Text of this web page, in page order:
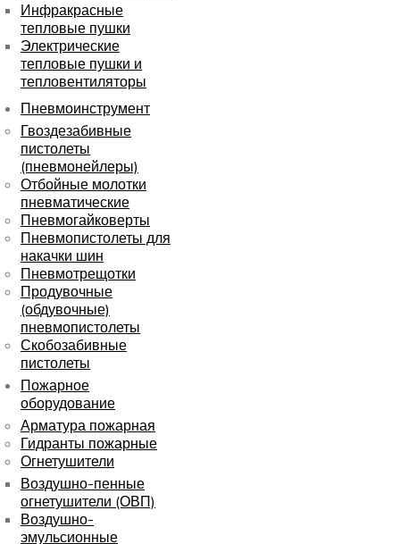
Инфракрасные
тепловые пушки
Электрические
тепловые пушки и
тепловентиляторы
Пневмоинструмент
Гвоздезабивные
пистолеты
(пневмонейлеры)
Отбойные молотки
пневматические
Пневмогайковерты
Пневмопистолеты для
накачки шин
Пневмотрещотки
Продувочные
(обдувочные)
пневмопистолеты
Скобозабивные
пистолеты
Пожарное
оборудование
Арматура пожарная
Гидранты пожарные
Огнетушители
Воздушно-пенные
огнетушители (ОВП)
Воздушно-
эмульсионные